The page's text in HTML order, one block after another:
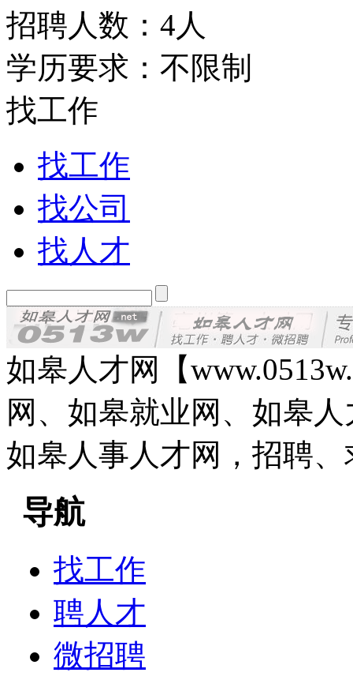
招聘人数：4人
学历要求：不限制
找工作
找工作
找公司
找人才
如皋人才网【
网、如皋就业网、如皋
如皋人事人才网，招聘
导航
找工作
聘人才
微招聘